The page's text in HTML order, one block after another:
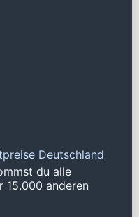
Deutschland
du alle
15.000 anderen